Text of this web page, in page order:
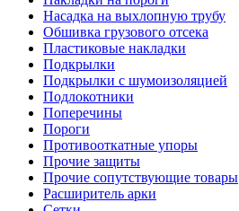
Насадка на выхлопную трубу
Обшивка грузового отсека
Пластиковые накладки
Подкрылки
Подкрылки с шумоизоляцией
Подлокотники
Поперечины
Пороги
Противооткатные упоры
Прочие защиты
Прочие сопутствующие товары
Расширитель арки